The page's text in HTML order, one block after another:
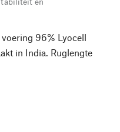
96% Lyocell
in India. Ruglengte